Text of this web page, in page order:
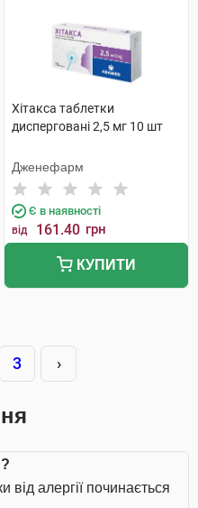
Хітакса таблетки
дисперговані 2,5 мг 10 шт
Дженефарм
Є в наявності
від 161.40 грн
КУПИТИ
3 ›
від алергії починається